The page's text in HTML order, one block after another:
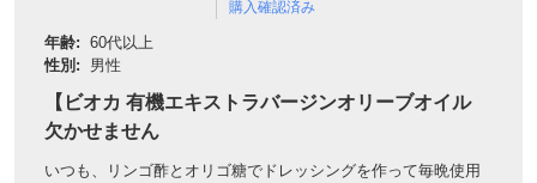
購入確認済み
年齢: 60代以上
性別:
男性
【ビオカ 有機エキストラバージンオリーブオイル
欠かせません
いつも、リンゴ酢とオリゴ糖でドレッシングを作って毎晩使用